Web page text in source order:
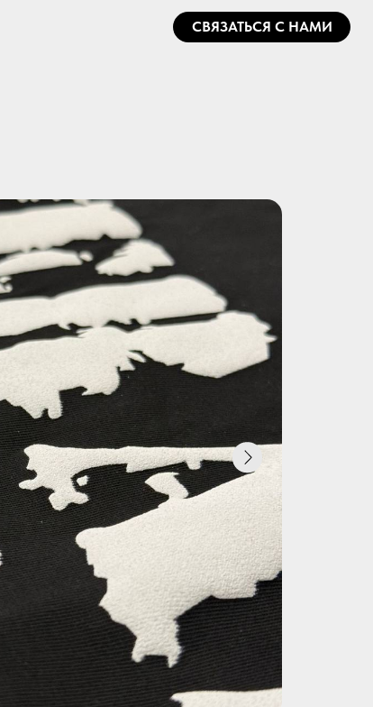
СВЯЗАТЬСЯ С НАМИ